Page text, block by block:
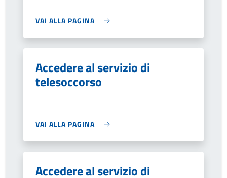
VAI ALLA PAGINA
Accedere al servizio di
telesoccorso
VAI ALLA PAGINA
Accedere al servizio di